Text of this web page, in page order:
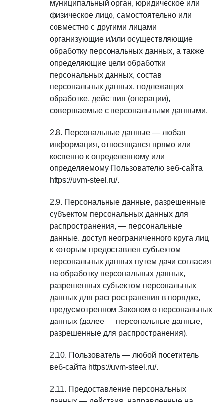
муниципальный орган, юридическое или
физическое лицо, самостоятельно или
совместно с другими лицами
организующие и/или осуществляющие
обработку персональных данных, а также
определяющие цели обработки
персональных данных, состав
персональных данных, подлежащих
обработке, действия (операции),
совершаемые с персональными данными.
Персональные данные — любая
информация, относящаяся прямо или
косвенно к определенному или
определяемому Пользователю веб-сайта
https://uvm-steel.ru/.
Персональные данные, разрешенные
субъектом персональных данных для
распространения, — персональные
данные, доступ неограниченного круга лиц
к которым предоставлен субъектом
персональных данных путем дачи согласия
на обработку персональных данных,
разрешенных субъектом персональных
данных для распространения в порядке,
предусмотренном Законом о персональных
данных (далее — персональные данные,
разрешенные для распространения).
Пользователь — любой посетитель
веб-сайта https://uvm-steel.ru/.
Предоставление персональных